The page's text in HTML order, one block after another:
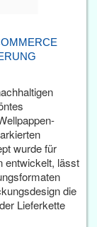
wurde für
entwickelt, lässt
die
Lieferkette